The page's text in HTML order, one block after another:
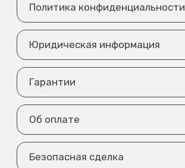
Политика конфиденциальности
Юридическая информация
Гарантии
Об оплате
Безопасная сделка